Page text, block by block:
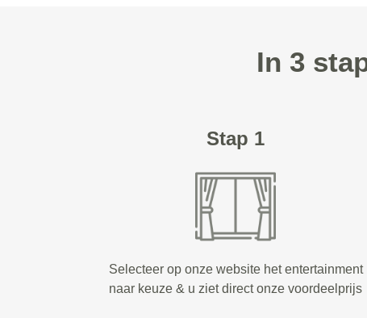
In 3
Stap 1
Selecteer op onze website het entertainment
naar keuze & u ziet direct onze voordeelprijs